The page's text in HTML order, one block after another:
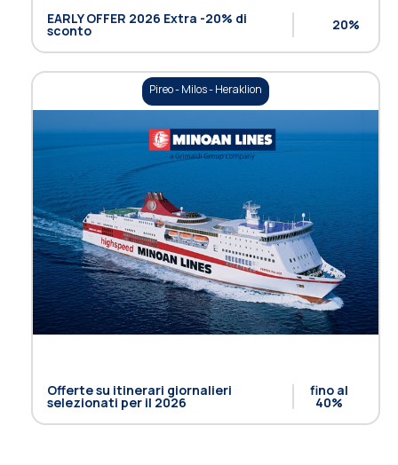
EARLY OFFER 2026 Extra -20% di
sconto 20%
Pireo - Milos - Heraklion
Offerte su itinerari giornalieri
selezionati per il 2026
fino al
40%